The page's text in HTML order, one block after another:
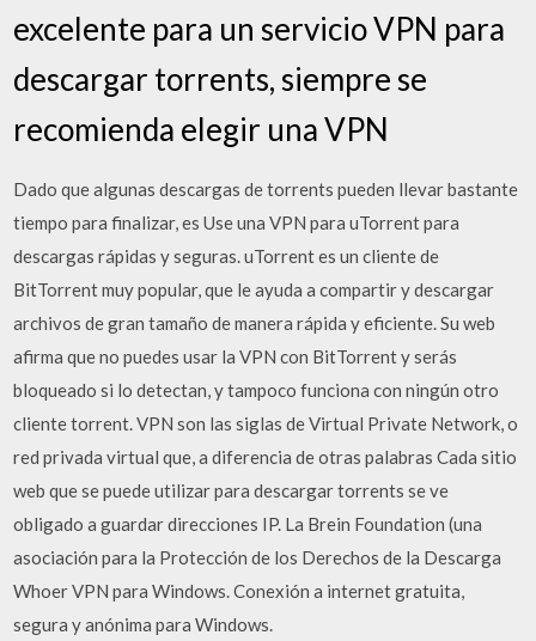
excelente para un servicio VPN para
descargar torrents, siempre se
recomienda elegir una VPN
Dado que algunas descargas de torrents pueden llevar bastante
tiempo para finalizar, es Use una VPN para uTorrent para
descargas rápidas y seguras. uTorrent es un cliente de
BitTorrent muy popular, que le ayuda a compartir y descargar
archivos de gran tamaño de manera rápida y eficiente. Su web
afirma que no puedes usar la VPN con BitTorrent y serás
bloqueado si lo detectan, y tampoco funciona con ningún otro
cliente torrent. VPN son las siglas de Virtual Private Network, o
red privada virtual que, a diferencia de otras palabras Cada sitio
web que se puede utilizar para descargar torrents se ve
obligado a guardar direcciones IP. La Brein Foundation (una
asociación para la Protección de los Derechos de la Descarga
Whoer VPN para Windows. Conexión a internet gratuita,
segura y anónima para Windows.